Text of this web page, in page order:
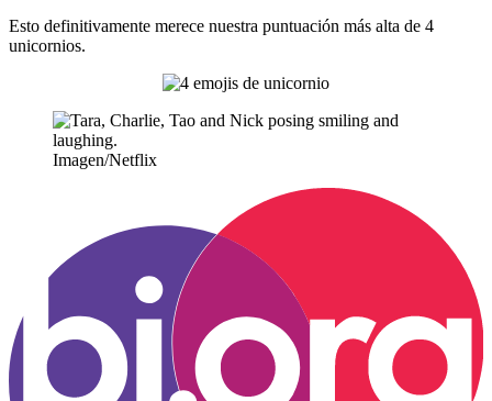
Esto definitivamente merece nuestra puntuación más alta de 4
unicornios.
Imagen/Netflix